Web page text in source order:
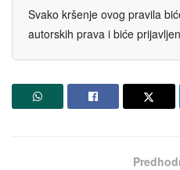
Svako kršenje ovog pravila
autorskih prava i biće